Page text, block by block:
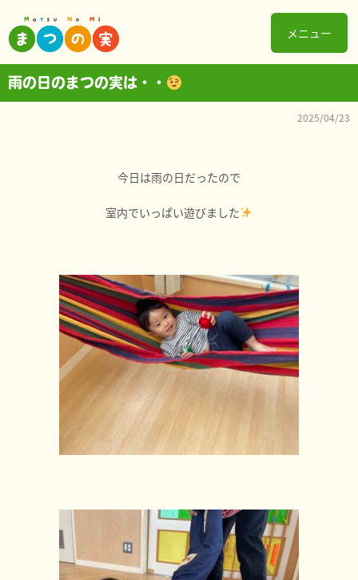
メニュー
雨の日のまつの実は・・
2025/04/23
今日は雨の日だったので
室内でいっぱい遊びました